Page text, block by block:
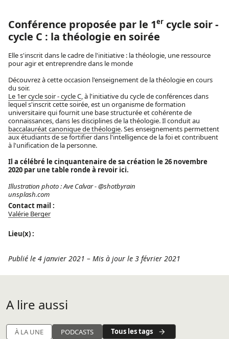
Conférence proposée par le 1er cycle soir -
cycle C : la théologie en soirée
Elle s'inscrit dans le cadre de l'initiative : la théologie, une ressource
pour agir et entreprendre dans le monde
Découvrez à cette occasion l'enseignement de la théologie en cours
du soir.
Le 1er cycle soir - cycle C , à l'initiative du cycle de conférences dans
lequel s'inscrit cette soirée, est un organisme de formation
universitaire qui fournit une base structurée et cohérente de
connaissances, dans les disciplines de la théologie. Il conduit au
baccalauréat canonique de théologie. Ses enseignements permettent
aux étudiants de se fortifier dans l'intelligence de la foi et contribuent
à l'unification de la personne.
Il a célébré le cinquantenaire de sa création le 26 novembre
2020 par une table ronde à revoir ici.
Illustration photo : Ave Calvar - @shotbyrain
unsplash.com
Contact mail :
Valérie Berger
Lieu(x) :
Publié le 4 janvier 2021 – Mis à jour le 3 février 2021
A lire aussi
À LA UNE PODCASTS Tous les tags